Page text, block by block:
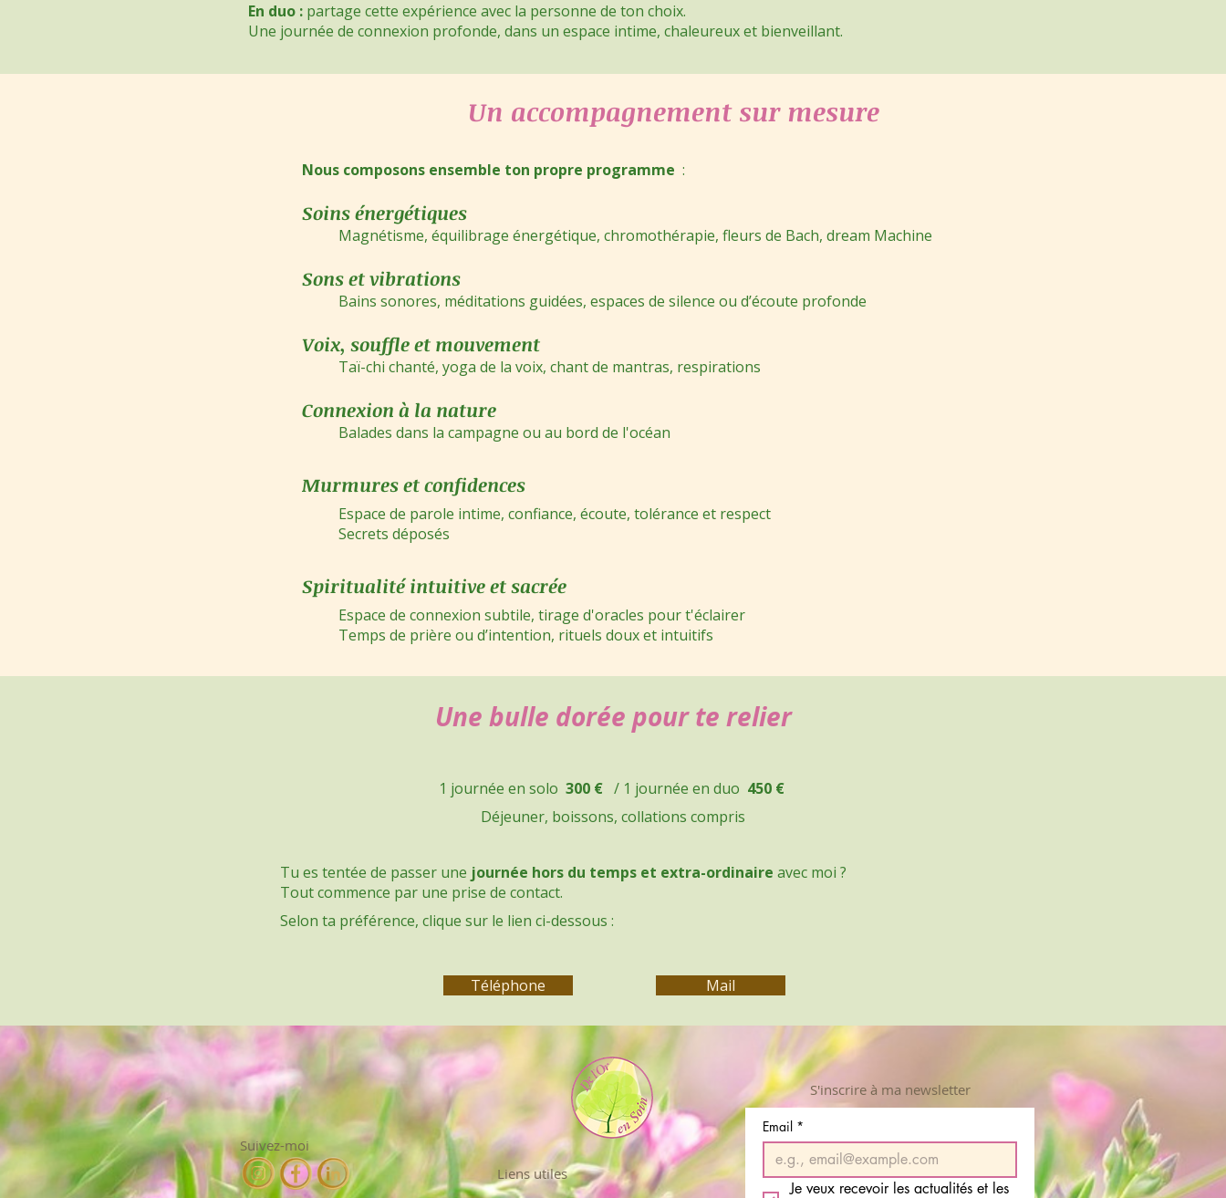
En duo : partage cette expérience avec la personne de ton choix.
Une journée de connexion profonde, dans un espace intime, chaleureux et bienveillant.
​Un accompagnement sur mesure
Nous composons ensemble ton propre programme :
Soins énergétiques
Magnétisme, équilibrage énergétique, chromothérapie, fleurs de Bach, dream Machine
Sons et vibrations
Bains sonores, méditations guidées, espaces de silence ou d’écoute profonde
Voix, souffle et mouvement
Taï-chi chanté, yoga de la voix, chant de mantras, respirations
Connexion à la nature
Balades dans la campagne ou au bord de l'océan
Murmures et confidences
Espace de parole intime, confiance, écoute, tolérance et respect
Secrets déposés
Spiritualité intuitive et sacrée
Espace de connexion subtile, tirage d'oracles pour t'éclairer
Temps de prière ou d’intention, rituels doux et intuitifs
Une bulle dorée pour te relier
1 journée en solo 300 €/ 1 journée en duo 450 €
Déjeuner, boissons, collations compris
Tu es tentée de passer une journée hors du temps et extra-ordinaire avec moi ?
Tout commence par une prise de contact.
Selon ta préférence, clique sur le lien ci-dessous :​
Téléphone Mail
Suivez-moi
Liens utiles
S'inscrire à ma newsletter
Email *
Je veux recevoir les actualités et les